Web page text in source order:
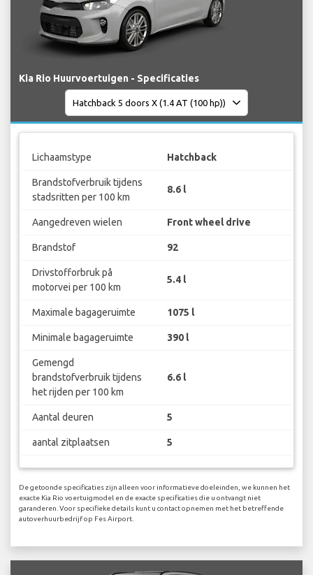
Kia Rio Huurvoertuigen - Specificaties
Lichaamstype Hatchback
Brandstofverbruik tijdens
stadsritten per 100 km
8.6 l
Aangedreven wielen Front wheel drive
Brandstof 92
Drivstofforbruk på
motorvei per 100 km
5.4 l
Maximale bagageruimte 1075 l
Minimale bagageruimte 390 l
Gemengd
brandstofverbruik tijdens
het rijden per 100 km
6.6 l
Aantal deuren 5
aantal zitplaatsen 5
De getoonde specificaties zijn alleen voor informatieve doeleinden, we kunnen het
exacte Kia Rio voertuigmodel en de exacte specificaties die u ontvangt niet
garanderen. Voor specifieke details kunt u contact opnemen met het betreffende
autoverhuurbedrijf op Fes Airport.